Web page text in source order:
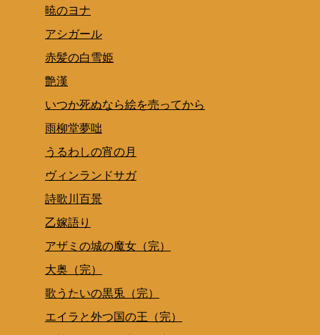
暁のヨナ
アシガール
赤髪の白雪姫
艶漢
いつか死ぬなら絵を売ってから
雨柳堂夢咄
うるわしの宵の月
ヴィンランドサガ
詩歌川百景
乙嫁語り
アザミの城の魔女（完）
大奥（完）
歌うたいの黒兎（完）
エイラと外つ国の王（完）